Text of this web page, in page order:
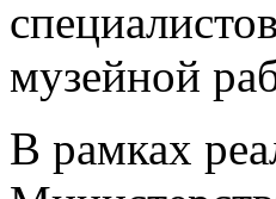
музейной
В рамках